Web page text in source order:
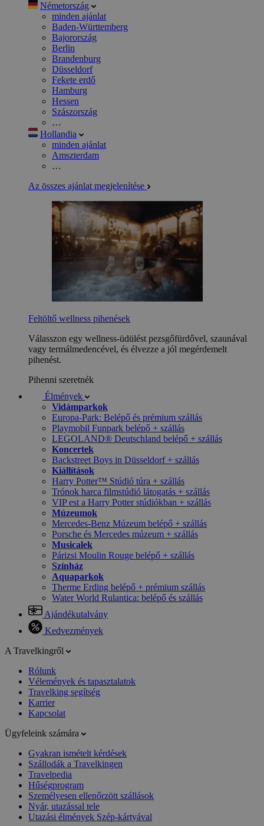
Németország
minden ajánlat
Baden-Württemberg
Bajorország
Berlin
Brandenburg
Düsseldorf
Fekete erdő
Hamburg
Hessen
Szászország
…
Hollandia
minden ajánlat
Amszterdam
…
Az összes ajánlat megjelenítése
Feltöltő wellness pihenések
Válasszon egy wellness-üdülést pezsgőfürdővel, szaunával
vagy termálmedencével, és élvezze a jól megérdemelt
pihenést.
Pihenni szeretnék
Élmények
Vidámparkok
Europa-Park: Belépő és prémium szállás
Playmobil Funpark belépő + szállás
LEGOLAND® Deutschland belépő + szállás
Koncertek
Backstreet Boys in Düsseldorf + szállás
Kiállítások
Harry Potter™ Stúdió túra + szállás
Trónok harca filmstúdió látogatás + szállás
VIP est a Harry Potter stúdiókban + szállás
Múzeumok
Mercedes-Benz Múzeum belépő + szállás
Porsche és Mercedes múzeum + szállás
Musicalek
Párizsi Moulin Rouge belépő + szállás
Színház
Aquaparkok
Therme Erding belépő + prémium szállás
Water World Rulantica: belépő és szállás
Ajándékutalvány
Kedvezmények
A Travelkingről
Rólunk
Vélemények és tapasztalatok
Travelking segítség
Karrier
Kapcsolat
Ügyfeleink számára
Gyakran ismételt kérdések
Szállodák a Travelkingen
Travelpedia
Hűségprogram
Személyesen ellenőrzött szállások
Nyár, utazással tele
Utazási élmények Szép-kártyával